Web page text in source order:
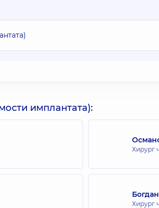
имплантата):
Хирург
Хирург